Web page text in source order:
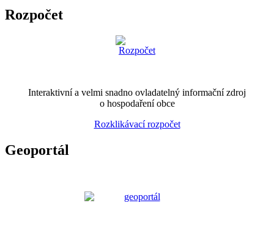
Rozpočet
Interaktivní a velmi snadno ovladatelný informační zdroj
o hospodaření obce
Rozklikávací rozpočet
Geoportál